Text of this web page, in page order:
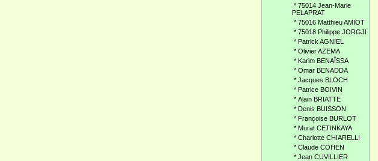
* 75014 Jean-Marie
PELAPRAT
* 75016 Matthieu AMIOT
* 75018 Philippe JORGJI
* Patrick AGNIEL
* Olivier AZEMA
* Karim BENAÎSSA
* Omar BENADDA
* Jacques BLOCH
* Patrice BOIVIN
* Alain BRIATTE
* Denis BUISSON
* Françoise BURLOT
* Murat CETINKAYA
* Charlotte CHIARELLI
* Claude COHEN
* Jean CUVILLIER